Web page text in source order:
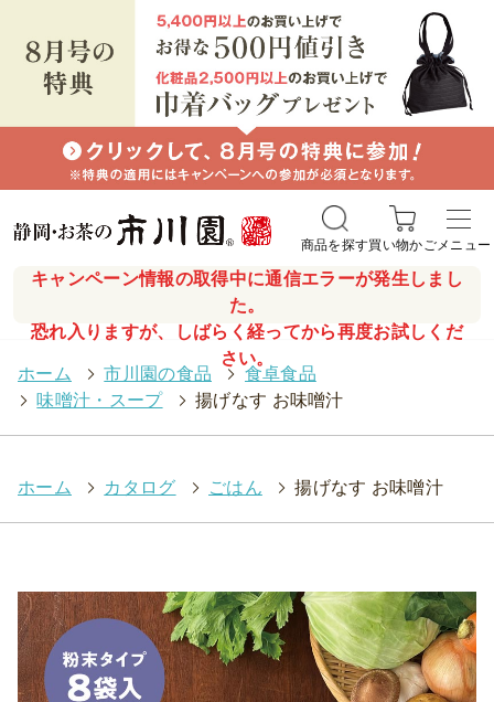
キャンペーン情報の取得中に通信エラーが発生しまし
た。
恐れ入りますが、しばらく経ってから再度お試しくだ
さい。
商品を探す買い物かごメニュー
ホーム > 市川園の食品 > 食卓食品
> 味噌汁・スープ > 揚げなす お味噌汁
ホーム > カタログ > ごはん > 揚げなす お味噌汁